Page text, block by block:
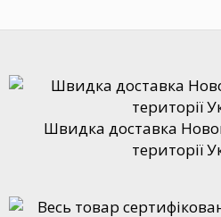
Швидка доставка
території